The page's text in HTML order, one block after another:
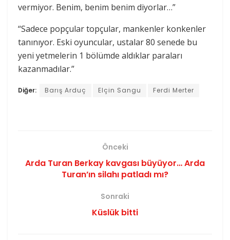
vermiyor. Benim, benim benim diyorlar…”
“Sadece popçular topçular, mankenler konkenler
tanınıyor. Eski oyuncular, ustalar 80 senede bu
yeni yetmelerin 1 bölümde aldıklar paraları
kazanmadılar.”
Diğer: Barış Arduç Elçin Sangu Ferdi Merter
Önceki
Arda Turan Berkay kavgası büyüyor… Arda
Turan’ın silahı patladı mı?
Sonraki
Küslük bitti